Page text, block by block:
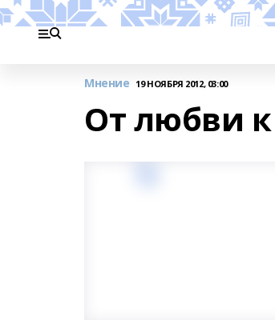
Мнение 19 НОЯБРЯ 2012, 03:00
От любви к